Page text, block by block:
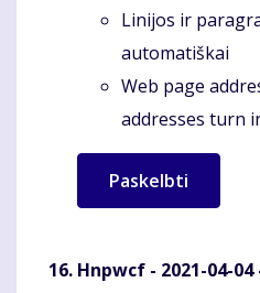
Linijos ir
automatiškai
Web page
addresses turn
Hnpwcf - 2021-04-04